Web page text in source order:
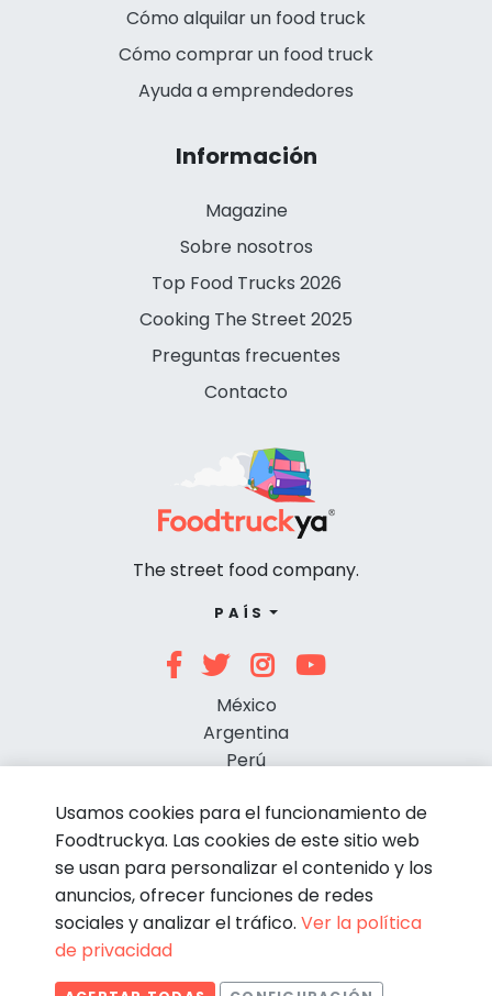
Cómo alquilar un food truck
Cómo comprar un food truck
Ayuda a emprendedores
Información
Magazine
Sobre nosotros
Top Food Trucks 2026
Cooking The Street 2025
Preguntas frecuentes
Contacto
The street food company.
PAÍS
México
Argentina
Perú
© Foodtruckya 2026
Usamos cookies para el funcionamiento de
Foodtruckya. Las cookies de este sitio web
se usan para personalizar el contenido y los
anuncios, ofrecer funciones de redes
sociales y analizar el tráfico. Ver la política
de privacidad